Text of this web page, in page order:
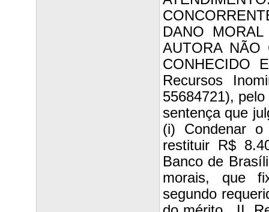
DANO
AUTORA NÃO
CONHECIDO
Recursos
55684721),
sentença que
(i) Condenar
restituir R$
Banco de
morais, que
segundo